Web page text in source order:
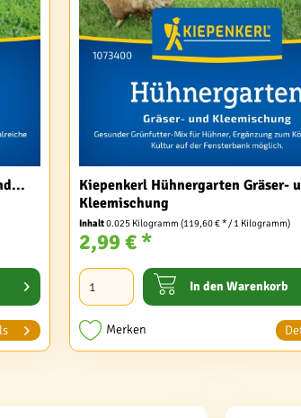
Kiepenkerl Hühnergarten Gräser-
Kleemischung
Inhalt0.025 Kilogramm (119,60 € * / 1 Kilogramm)
2,99 € *
In den Warenkorb
Merken